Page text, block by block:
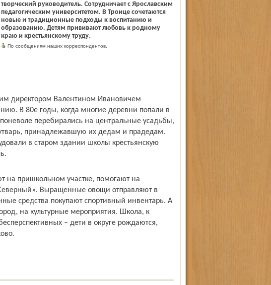
творческий руководитель. Сотрудничает с Ярославским
педагогическим университетом. В Троице сочетаются
новые и традиционные подходы к воспитанию и
образованию. Детям прививают любовь к родному
краю и крестьянскому труду.
По сообщениям наших корреспондентов.
директором Валентином Ивановичем
В 80­е годы, когда многие деревни попали в
перебирались на центральные усадьбы,
принадлежавшую их дедам и прадедам.
в старом здании школы крестьянскую
на пришкольном участке, помогают на
Выращенные овощи отправляют в
средства покупают спортивный инвентарь. А
на культурные мероприятия. Школа, к
– дети в округе рождаются,